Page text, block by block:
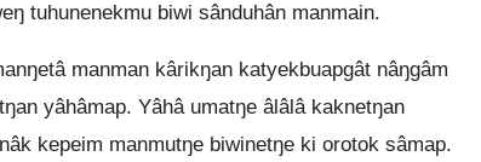
tuhunenekmu biwi sânduhân manmain.
manman kârikŋan katyekbuapgât nâŋgâm
yâhâmap. Yâhâ umatŋe âlâlâ kaknetŋan
kepeim manmutŋe biwinetŋe ki orotok sâmap.